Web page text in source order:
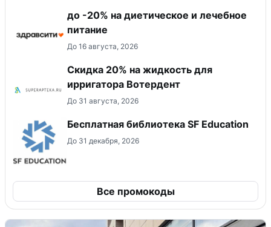
до -20% на диетическое и лечебное
питание
До 16 августа, 2026
Скидка 20% на жидкость для
ирригатора Вотердент
До 31 августа, 2026
Бесплатная библиотека SF Education
До 31 декабря, 2026
Все промокоды